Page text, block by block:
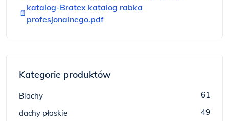
📄
katalog-Bratex katalog rabka
profesjonalnego.pdf
Kategorie produktów
Blachy
61
dachy płaskie
49